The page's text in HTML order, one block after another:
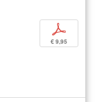
p
€ 9,95